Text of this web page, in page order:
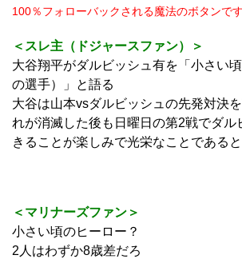
100％フォローバックされる魔法のボタンです
＜スレ主（ドジャースファン）＞
大谷翔平がダルビッシュ有を「小さい
の選手）」と語る
大谷は山本vsダルビッシュの先発対決
れが消滅した後も日曜日の第2戦でダル
きることが楽しみで光栄なことである
＜マリナーズファン＞
小さい頃のヒーロー？
2人はわずか8歳差だろ